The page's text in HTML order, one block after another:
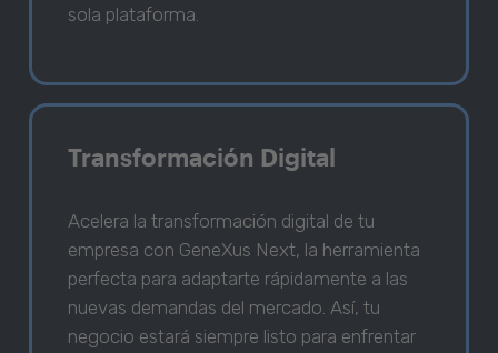
sola plataforma.
Transformación Digital
Acelera la transformación digital de tu
empresa con GeneXus Next, la herramienta
perfecta para adaptarte rápidamente a las
nuevas demandas del mercado. Así, tu
negocio estará siempre listo para enfrentar